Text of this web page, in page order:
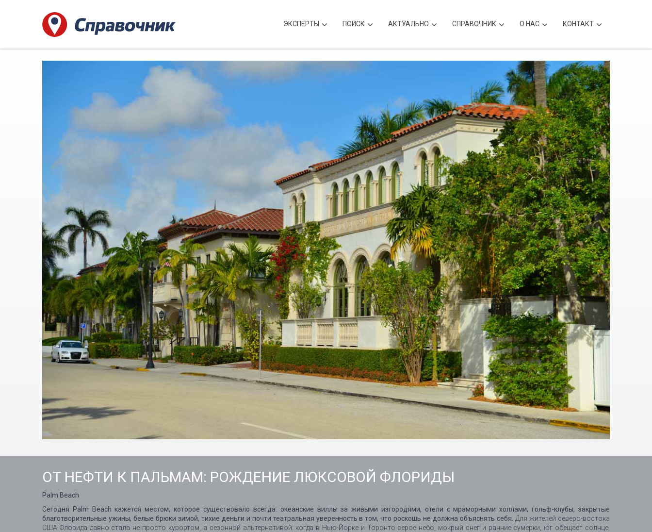
ЭКСПЕРТЫ ПОИСК АКТУАЛЬНО CПРАВОЧНИК О НАС КОНТАКТ
ОТ НЕФТИ К ПАЛЬМАМ: РОЖДЕНИЕ ЛЮКСОВОЙ ФЛОРИДЫ
Palm Beach
Сегодня Palm Beach кажется местом, которое существовало всегда: океанские виллы за живыми изгородями, отели с мраморными холлами, гольф-клубы, закрытые
благотворительные ужины, белые брюки зимой, тихие деньги и почти театральная уверенность в том, что роскошь не должна объяснять себя. Для жителей северо-востока
США Флорида давно стала не просто курортом, а сезонной альтернативой: когда в Нью-Йорке и Торонто серое небо, мокрый снег и ранние сумерки, юг обещает солнце,